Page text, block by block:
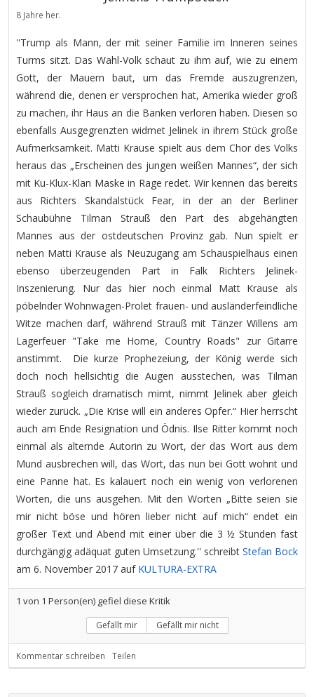
8 Jahre her.
''Trump als Mann, der mit seiner Familie im Inneren seines
Turms sitzt. Das Wahl-Volk schaut zu ihm auf, wie zu einem
Gott, der Mauern baut, um das Fremde auszugrenzen,
während die, denen er versprochen hat, Amerika wieder groß
zu machen, ihr Haus an die Banken verloren haben. Diesen so
ebenfalls Ausgegrenzten widmet Jelinek in ihrem Stück große
Aufmerksamkeit. Matti Krause spielt aus dem Chor des Volks
heraus das „Erscheinen des jungen weißen Mannes“, der sich
mit Ku-Klux-Klan Maske in Rage redet. Wir kennen das bereits
aus Richters Skandalstück Fear, in der an der Berliner
Schaubühne Tilman Strauß den Part des abgehängten
Mannes aus der ostdeutschen Provinz gab. Nun spielt er
neben Matti Krause als Neuzugang am Schauspielhaus einen
ebenso überzeugenden Part in Falk Richters Jelinek-
Inszenierung. Nur das hier noch einmal Matt Krause als
pöbelnder Wohnwagen-Prolet frauen- und ausländerfeindliche
Witze machen darf, während Strauß mit Tänzer Willens am
Lagerfeuer "Take me Home, Country Roads" zur Gitarre
anstimmt. Die kurze Prophezeiung, der König werde sich
doch noch hellsichtig die Augen ausstechen, was Tilman
Strauß sogleich dramatisch mimt, nimmt Jelinek aber gleich
wieder zurück. „Die Krise will ein anderes Opfer.“ Hier herrscht
auch am Ende Resignation und Ödnis. Ilse Ritter kommt noch
einmal als alternde Autorin zu Wort, der das Wort aus dem
Mund ausbrechen will, das Wort, das nun bei Gott wohnt und
eine Panne hat. Es kalauert noch ein wenig von verlorenen
Worten, die uns ausgehen. Mit den Worten „Bitte seien sie
mir nicht böse und hören lieber nicht auf mich“ endet ein
großer Text und Abend mit einer über die 3 ½ Stunden fast
durchgängig adäquat guten Umsetzung.'' schreibt Stefan Bock
am 6. November 2017 auf KULTURA-EXTRA
1 von 1 Person(en) gefiel diese Kritik
Gefällt mir Gefällt mir nicht
Kommentar schreiben Teilen